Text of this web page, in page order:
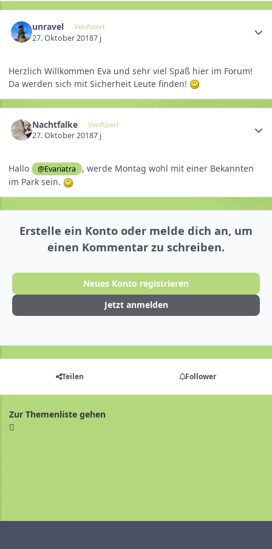
unravel Verifiziert
27. Oktober 20187 j
Herzlich Willkommen Eva und sehr viel Spaß hier im Forum!
Da werden sich mit Sicherheit Leute finden!
Nachtfalke Verifiziert
27. Oktober 20187 j
Hallo @Evariatra
, werde Montag wohl mit einer Bekannten
im Park sein.
Erstelle ein Konto oder melde dich an, um
einen Kommentar zu schreiben.
Neues Konto registrieren
Jetzt anmelden
Teilen Follower
Zur Themenliste gehen